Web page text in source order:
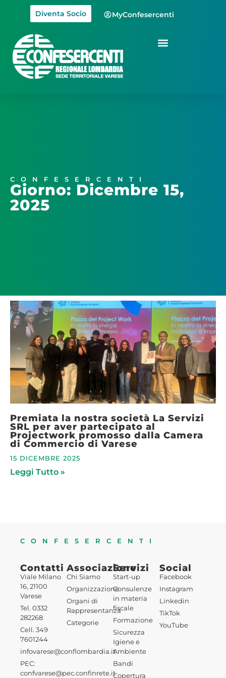
Diventa Socio MyConfesercenti
CONFESERCENTI
Giorno: Dicembre 15,
2025
Premiata la nostra società La Servizi
SRL per aver partecipato al
Projectwork promosso dalla Camera
di Commercio di Varese
15 DICEMBRE 2025
Leggi Tutto »
CONFESERCENTI
Contatti
Viale Milano
16, 21100
Varese
Tel. 0332
282268
Cell. 349
7601244
infovarese@conflombardia.it
PEC:
confvarese@pec.confinrete.it
Associazione
Chi Siamo
Organizzazione
Organi di
Rappresentanza
Categorie
Servizi
Start-up
Consulenze
in materia
fiscale
Formazione
Sicurezza
Igiene e
Ambiente
Bandi
Copertura
Social
Facebook
Instagram
Linkedin
TikTok
YouTube